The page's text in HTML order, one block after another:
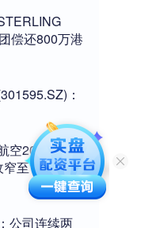
偿还800万港
：
空2024年可
至16.96亿
公司连续两